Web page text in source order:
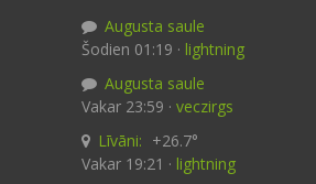
Augusta saule
Šodien 01:19 · lightning
Augusta saule
Vakar 23:59 · veczirgs
Līvāni: +26.7°
Vakar 19:21 · lightning